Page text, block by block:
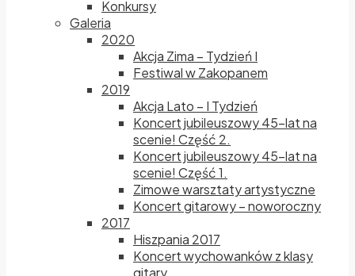
Konkursy
Galeria
2020
Akcja Zima – Tydzień I
Festiwal w Zakopanem
2019
Akcja Lato – I Tydzień
Koncert jubileuszowy 45-lat na
scenie! Część 2.
Koncert jubileuszowy 45-lat na
scenie! Część 1.
Zimowe warsztaty artystyczne
Koncert gitarowy – noworoczny
2017
Hiszpania 2017
Koncert wychowanków z klasy
gitary